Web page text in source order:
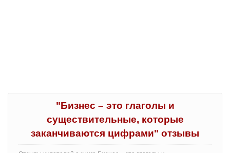
"Бизнес – это глаголы и
существительные, которые
заканчиваются цифрами" отзывы